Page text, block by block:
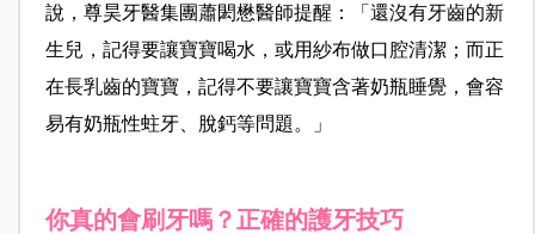
說，尊昊牙醫集團蕭閎懋醫師提醒：「還沒有牙齒的新
生兒，記得要讓寶寶喝水，或用紗布做口腔清潔；而正
在長乳齒的寶寶，記得不要讓寶寶含著奶瓶睡覺，會容
易有奶瓶性蛀牙、脫鈣等問題。」
你真的會刷牙嗎？正確的護牙技巧